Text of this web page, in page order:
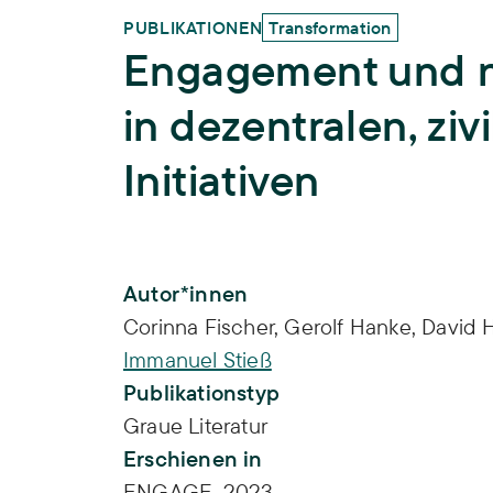
PUBLIKATIONEN Transformation
Engagement und
in dezentralen,
Initiativen
Publikations-Infos
Autor*innen
Corinna Fischer, Gerolf Hanke, David
Immanuel Stieß
Publikationstyp
Graue Literatur
Erschienen in